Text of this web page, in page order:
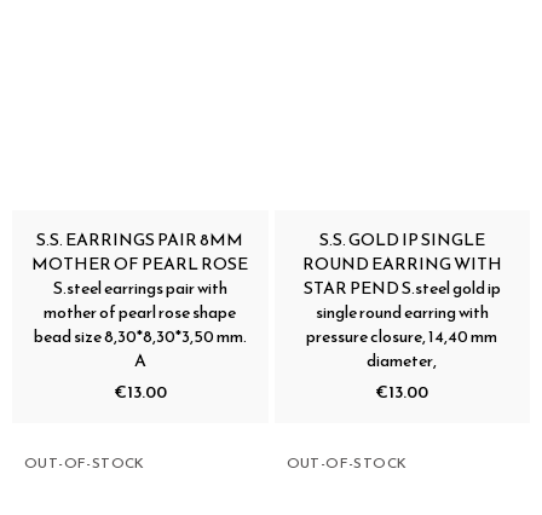
S.S. EARRINGS PAIR 8MM
MOTHER OF PEARL ROSE
S.steel earrings pair with
mother of pearl rose shape
bead size 8,30*8,30*3,50 mm.
A
€13.00
S.S. GOLD IP SINGLE
ROUND EARRING WITH
STAR PEND S.steel gold ip
single round earring with
pressure closure, 14,40 mm
diameter,
€13.00
OUT-OF-STOCK OUT-OF-STOCK